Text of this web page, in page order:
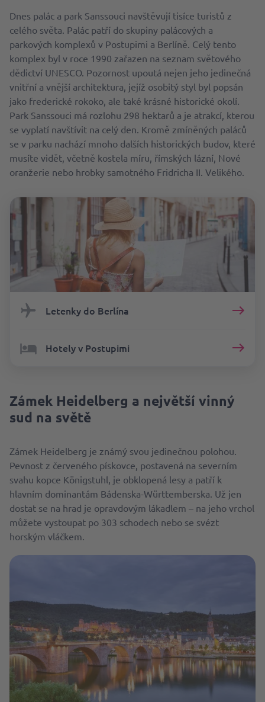
Dnes palác a park Sanssouci navštěvují tisíce turistů z
celého světa. Palác patří do skupiny palácových a
parkových komplexů v Postupimi a Berlíně. Celý tento
komplex byl v roce 1990 zařazen na seznam světového
dědictví UNESCO. Pozornost upoutá nejen jeho jedinečná
vnitřní a vnější architektura, jejíž osobitý styl byl popsán
jako frederické rokoko, ale také krásné historické okolí.
Park Sanssouci má rozlohu 298 hektarů a je atrakcí, kterou
se vyplatí navštívit na celý den. Kromě zmíněných paláců
se v parku nachází mnoho dalších historických budov, které
musíte vidět, včetně kostela míru, římských lázní, Nové
oranžerie nebo hrobky samotného Fridricha II. Velikého.
Letenky do Berlína
Hotely v Postupimi
Zámek Heidelberg a největší vinný
sud na světě
Zámek Heidelberg je známý svou jedinečnou polohou.
Pevnost z červeného pískovce, postavená na severním
svahu kopce Königstuhl, je obklopená lesy a patří k
hlavním dominantám Bádenska-Württemberska. Už jen
dostat se na hrad je opravdovým lákadlem – na jeho vrchol
můžete vystoupat po 303 schodech nebo se svézt
horským vláčkem.